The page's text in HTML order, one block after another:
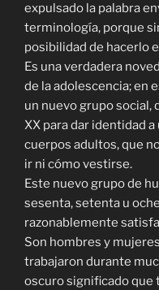
expulsado la palabra
terminología, porque
posibilidad de hacerlo
Es una verdadera
de la adolescencia; en
un nuevo grupo social,
XX para dar identidad
cuerpos adultos, que
ir ni cómo vestirse.
Este nuevo grupo de
sesenta, setenta u
razonablemente
Son hombres y
trabajaron durante
oscuro significado